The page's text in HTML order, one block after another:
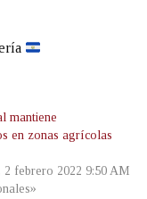
mantiene
en zonas agrícolas
2 febrero 2022 9:50 AM